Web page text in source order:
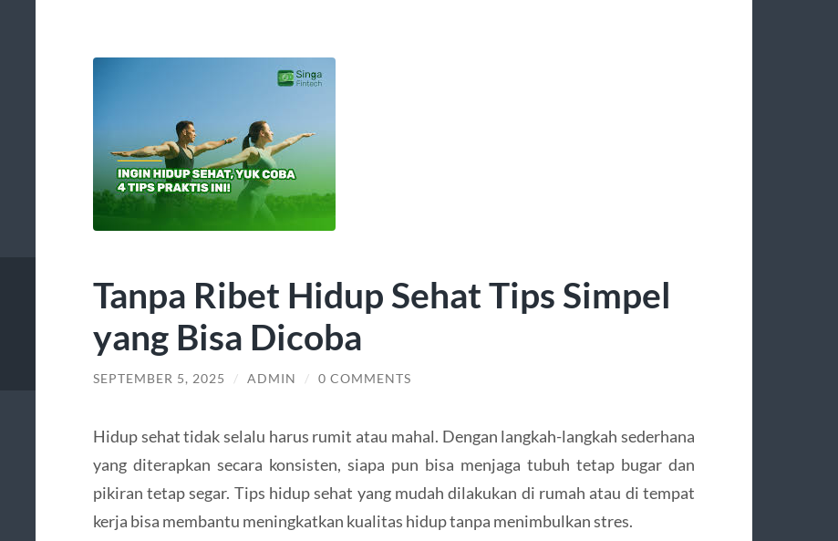
Tanpa Ribet Hidup Sehat Tips Simpel
yang Bisa Dicoba
SEPTEMBER 5, 2025 / ADMIN / 0 COMMENTS
Hidup sehat tidak selalu harus rumit atau mahal. Dengan langkah-langkah sederhana
yang diterapkan secara konsisten, siapa pun bisa menjaga tubuh tetap bugar dan
pikiran tetap segar. Tips hidup sehat yang mudah dilakukan di rumah atau di tempat
kerja bisa membantu meningkatkan kualitas hidup tanpa menimbulkan stres.